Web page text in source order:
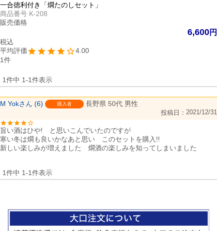
一合徳利付き「燗たのしセット」
商品番号 K-208
販売価格
6,600
税込
4.00
1
1件中 1-1件表示
M Yok 6 購入者 長野県 50代 男性
投稿日 2021/12/31
旨い酒はひや!　と思いこんでいたのですが
寒い冬は燗も良いかなあと思い　このセットを購入!!
新しい楽しみが増えました　燗酒の楽しみを知ってしまいました
1件中 1-1件表示